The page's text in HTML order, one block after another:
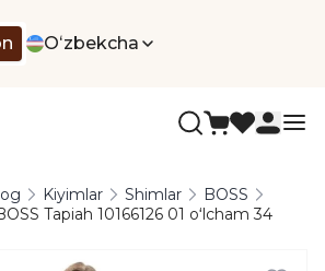
Oʻzbekcha
Kiyimlar Shimlar
BOSS
Tapiah 10166126 01 oʻlcham 34